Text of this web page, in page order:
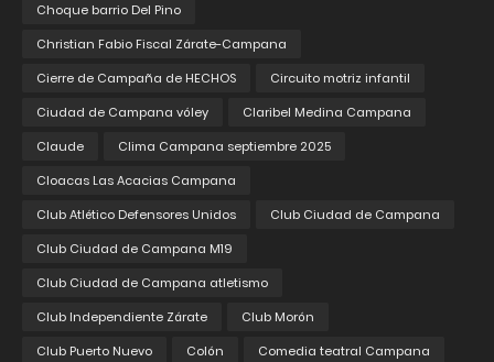
Choque barrio Del Pino
Christian Fabio Fiscal Zárate-Campana
Cierre de Campaña de HECHOS
Circuito motriz infantil
Ciudad de Campana vóley
Claribel Medina Campana
Claude
Clima Campana septiembre 2025
Cloacas Las Acacias Campana
Club Atlético Defensores Unidos
Club Ciudad de Campana
Club Ciudad de Campana M19
Club Ciudad de Campana atletismo
Club Independiente Zárate
Club Morón
Club Puerto Nuevo
Colón
Comedia teatral Campana